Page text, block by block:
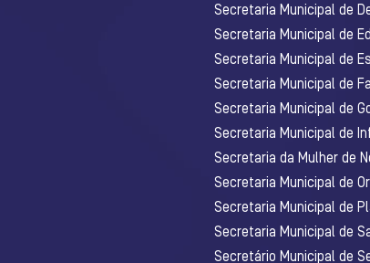
Secretaria Municipal de
Secretaria Municipal de
Secretaria Municipal de
Secretaria Municipal de
Secretaria Municipal de
Secretaria Municipal de
Secretaria da Mulher de
Secretaria Municipal de
Secretaria Municipal de
Secretaria Municipal de
Secretário Municipal de